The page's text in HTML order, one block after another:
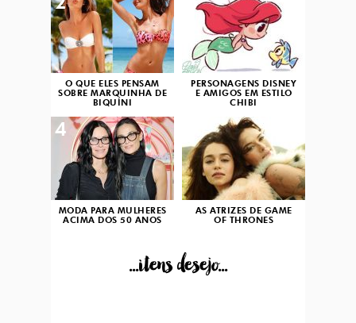
O QUE ELES PENSAM
SOBRE MARQUINHA DE
BIQUÍNI
2
PERSONAGENS DISNEY
E AMIGOS EM ESTILO
CHIBI
3
MODA PARA MULHERES
ACIMA DOS 50 ANOS
4
AS ATRIZES DE GAME
OF THRONES
...itens desejo...